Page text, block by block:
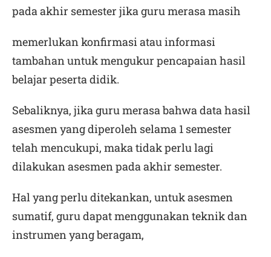
pada akhir semester jika guru merasa masih
memerlukan konfirmasi atau informasi
tambahan untuk mengukur pencapaian hasil
belajar peserta didik.
Sebaliknya, jika guru merasa bahwa data hasil
asesmen yang diperoleh selama 1 semester
telah mencukupi, maka tidak perlu lagi
dilakukan asesmen pada akhir semester.
Hal yang perlu ditekankan, untuk asesmen
sumatif, guru dapat menggunakan teknik dan
instrumen yang beragam,